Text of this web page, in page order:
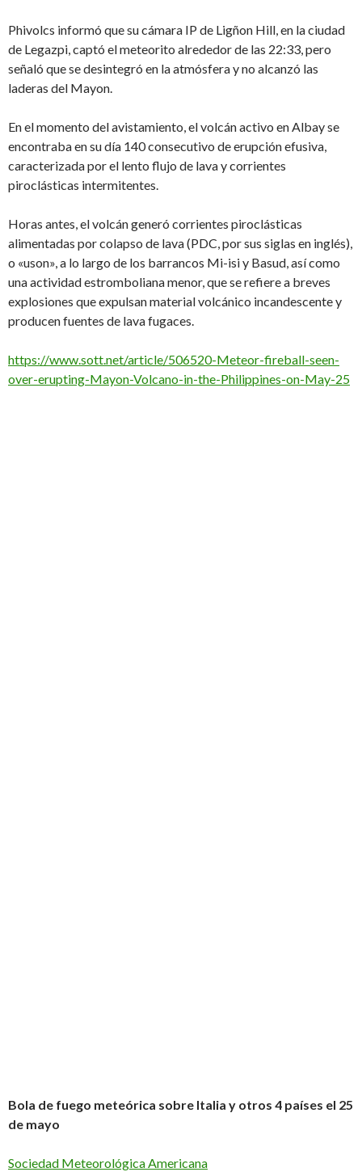
Phivolcs informó que su cámara IP de Ligñon Hill, en la ciudad
de Legazpi, captó el meteorito alrededor de las 22:33, pero
señaló que se desintegró en la atmósfera y no alcanzó las
laderas del Mayon.
En el momento del avistamiento, el volcán activo en Albay se
encontraba en su día 140 consecutivo de erupción efusiva,
caracterizada por el lento flujo de lava y corrientes
piroclásticas intermitentes.
Horas antes, el volcán generó corrientes piroclásticas
alimentadas por colapso de lava (PDC, por sus siglas en inglés),
o «uson», a lo largo de los barrancos Mi-isi y Basud, así como
una actividad estromboliana menor, que se refiere a breves
explosiones que expulsan material volcánico incandescente y
producen fuentes de lava fugaces.
https://www.sott.net/article/506520-Meteor-fireball-seen-
over-erupting-Mayon-Volcano-in-the-Philippines-on-May-25
Bola de fuego meteórica sobre Italia y otros 4 países el 25
de mayo
Sociedad Meteorológica Americana